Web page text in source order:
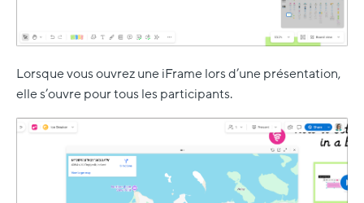
Lorsque vous ouvrez une iFrame lors d’une présentation,
elle s’ouvre pour tous les participants.